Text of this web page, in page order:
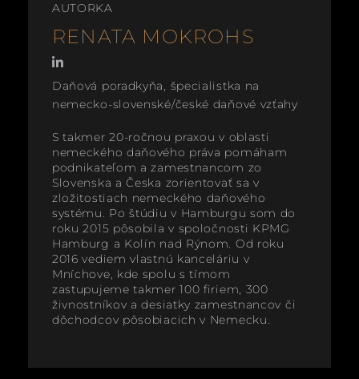
AUTORKA
RENATA MOKROHS
Daňová poradkyňa, špecialistka na
nemecko-slovenské/české daňové vzťahy
S takmer 20-ročnou praxou v oblasti
nemeckého daňového práva pomáham
podnikateľom a zamestnancom zo
Slovenska a Česka zorientovať sa v
zložitostiach nemeckého daňového
systému. Po štúdiu v Hamburgu som do
roku 2015 pôsobila v spoločnosti KPMG
Hamburg a Kolín nad Rýnom. Od roku
2016 vediem vlastnú kanceláriu v
Mníchove, kde spolu s tímom
zastupujeme takmer 100 firiem, 300
živnostníkov a desiatky zamestnancov či
dôchodcov pôsobiacich v Nemecku.